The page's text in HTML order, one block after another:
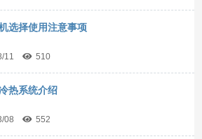
选择使用注意事项
11 510
热系统介绍
08 552